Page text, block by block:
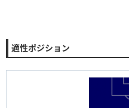
適性ポジション